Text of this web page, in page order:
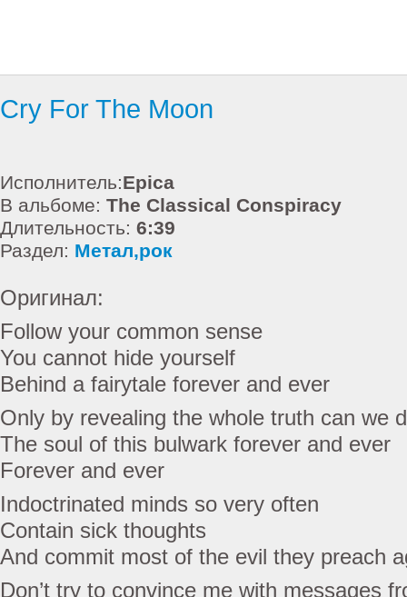
Cry For The Moon
Исполнитель:Epica
В альбоме: The Classical Conspiracy
Длительность: 6:39
Раздел: Метал,рок
Оригинал:
Follow your common sense
You cannot hide yourself
Behind a fairytale forever and ever
Only by revealing the whole truth can we
The soul of this bulwark forever and ever
Forever and ever
Indoctrinated minds so very often
Contain sick thoughts
And commit most of the evil they preach
Don’t try to convince me with messages